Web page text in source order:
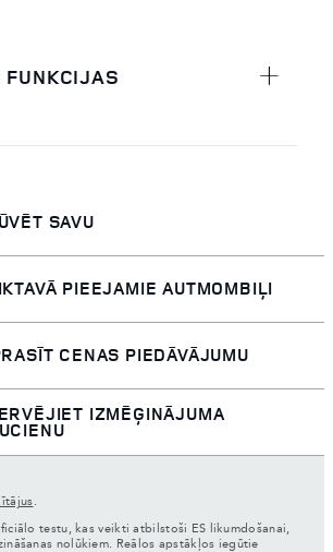
FUNKCIJAS
SAVU
PIEEJAMIE AUTMOMBIĻI
CENAS PIEDĀVĀJUMU
IZMĒĢINĀJUMA
.
testu, kas veikti atbilstoši ES likumdošanai,
nolūkiem. Reālos apstākļos iegūtie